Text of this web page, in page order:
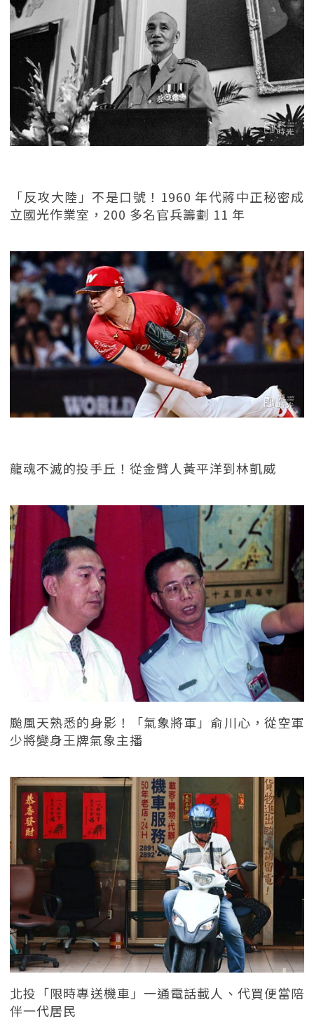
「反攻大陸」不是口號！1960 年代蔣中正秘密成
立國光作業室，200 多名官兵籌劃 11 年
龍魂不滅的投手丘！從金臂人黃平洋到林凱威
颱風天熟悉的身影！「氣象將軍」俞川心，從空軍
少將變身王牌氣象主播
北投「限時專送機車」一通電話載人、代買便當陪
伴一代居民